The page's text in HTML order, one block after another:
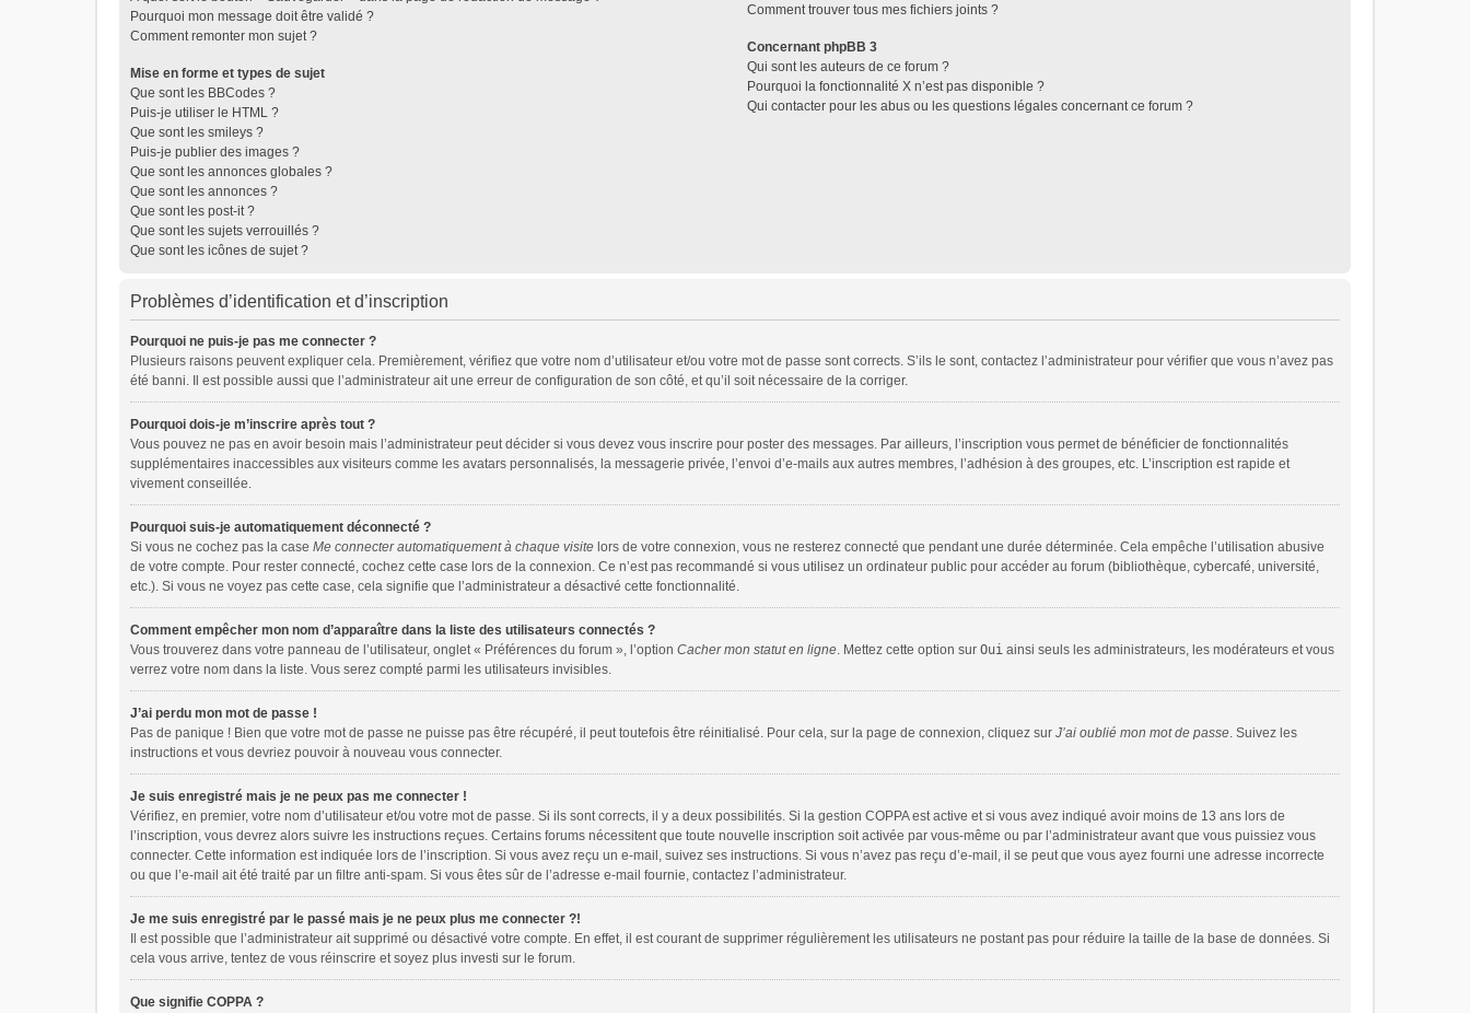
Pourquoi mon message doit être validé ?
Comment remonter mon sujet ?
Mise en forme et types de sujet
Que sont les BBCodes ?
Puis-je utiliser le HTML ?
Que sont les smileys ?
Puis-je publier des images ?
Que sont les annonces globales ?
Que sont les annonces ?
Que sont les post-it ?
Que sont les sujets verrouillés ?
Que sont les icônes de sujet ?
Comment trouver tous mes fichiers joints ?
Concernant phpBB 3
Qui sont les auteurs de ce forum ?
Pourquoi la fonctionnalité X n’est pas disponible ?
Qui contacter pour les abus ou les questions légales concernant ce forum ?
Problèmes d’identification et d’inscription
Pourquoi ne puis-je pas me connecter ?
Plusieurs raisons peuvent expliquer cela. Premièrement, vérifiez que votre nom d’utilisateur et/ou votre mot de passe sont corrects. S’ils le sont, contactez l’administrateur pour vérifier que vous n’avez pas
été banni. Il est possible aussi que l’administrateur ait une erreur de configuration de son côté, et qu’il soit nécessaire de la corriger.
Pourquoi dois-je m’inscrire après tout ?
Vous pouvez ne pas en avoir besoin mais l’administrateur peut décider si vous devez vous inscrire pour poster des messages. Par ailleurs, l’inscription vous permet de bénéficier de fonctionnalités
supplémentaires inaccessibles aux visiteurs comme les avatars personnalisés, la messagerie privée, l’envoi d’e-mails aux autres membres, l’adhésion à des groupes, etc. L’inscription est rapide et
vivement conseillée.
Pourquoi suis-je automatiquement déconnecté ?
Si vous ne cochez pas la case Me connecter automatiquement à chaque visite lors de votre connexion, vous ne resterez connecté que pendant une durée déterminée. Cela empêche l’utilisation abusive
de votre compte. Pour rester connecté, cochez cette case lors de la connexion. Ce n’est pas recommandé si vous utilisez un ordinateur public pour accéder au forum (bibliothèque, cybercafé, université,
etc.). Si vous ne voyez pas cette case, cela signifie que l’administrateur a désactivé cette fonctionnalité.
Comment empêcher mon nom d’apparaître dans la liste des utilisateurs connectés ?
Vous trouverez dans votre panneau de l’utilisateur, onglet « Préférences du forum », l’option Cacher mon statut en ligne. Mettez cette option sur Oui ainsi seuls les administrateurs, les modérateurs et vous
verrez votre nom dans la liste. Vous serez compté parmi les utilisateurs invisibles.
J’ai perdu mon mot de passe !
Pas de panique ! Bien que votre mot de passe ne puisse pas être récupéré, il peut toutefois être réinitialisé. Pour cela, sur la page de connexion, cliquez sur J’ai oublié mon mot de passe. Suivez les
instructions et vous devriez pouvoir à nouveau vous connecter.
Je suis enregistré mais je ne peux pas me connecter !
Vérifiez, en premier, votre nom d’utilisateur et/ou votre mot de passe. Si ils sont corrects, il y a deux possibilités. Si la gestion COPPA est active et si vous avez indiqué avoir moins de 13 ans lors de
l’inscription, vous devrez alors suivre les instructions reçues. Certains forums nécessitent que toute nouvelle inscription soit activée par vous-même ou par l’administrateur avant que vous puissiez vous
connecter. Cette information est indiquée lors de l’inscription. Si vous avez reçu un e-mail, suivez ses instructions. Si vous n’avez pas reçu d’e-mail, il se peut que vous ayez fourni une adresse incorrecte
ou que l’e-mail ait été traité par un filtre anti-spam. Si vous êtes sûr de l’adresse e-mail fournie, contactez l’administrateur.
Je me suis enregistré par le passé mais je ne peux plus me connecter ?!
Il est possible que l’administrateur ait supprimé ou désactivé votre compte. En effet, il est courant de supprimer régulièrement les utilisateurs ne postant pas pour réduire la taille de la base de données. Si
cela vous arrive, tentez de vous réinscrire et soyez plus investi sur le forum.
Que signifie COPPA ?